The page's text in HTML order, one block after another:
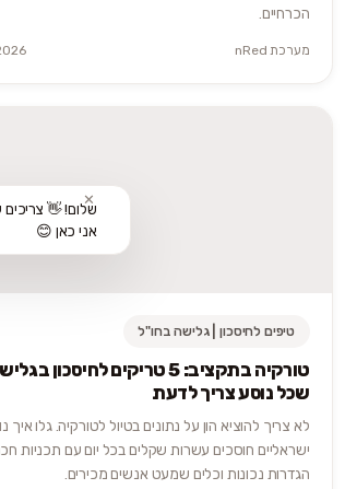
הכרחיים.
מערכת nRed
טיפים לחיסכון | גלישה בחו"ל
טורקיה בתקציב: 5 טריקים לחיסכון
שכל נוסע צריך לדעת
לא צריך להוציא הון על נתונים בטיול לטורקיה. גלו איך
ישראליים חוסכים עשרות שקלים בכל יום עם תכניות
הגדרות נכונות וכלים שמעט אנשים מכירים.
✕
אני כאן 😊